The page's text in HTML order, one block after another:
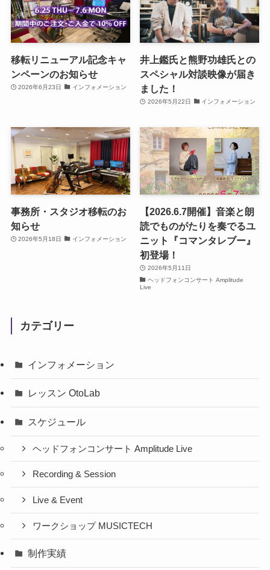
移転リニューアル記念キャ
ンペーンのお知らせ
2026年6月23日 インフォメーション
井上鑑氏と熊野功雄氏との
スペシャル対談映像が届き
ました！
2026年5月22日 インフォメーション
事務所・スタジオ移転のお
知らせ
2026年5月18日 インフォメーション
【2026.6.7開催】音楽と朗
読でものがたりを奏でるユ
ニット『コマンタレブー』
初登場！
2026年5月11日
ヘッドフォンコンサート Amplitude
Live
カテゴリー
インフォメーション
レッスン OtoLab
スケジュール
ヘッドフォンコンサート Amplitude Live
Recording & Session
Live & Event
ワークショップ MUSICTECH
制作実績